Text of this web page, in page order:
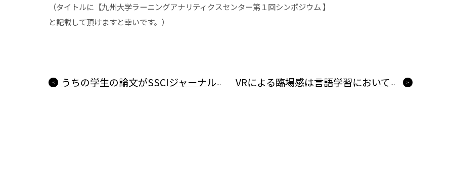
（タイトルに【九州大学ラーニングアナリティクスセンター第１回シンポジウム 】
と記載して頂けますと幸いです。）
うちの学生の論文がSSCIジャーナルに採録されました VRによる臨場感は言語学習においてどのような効果があるのか？